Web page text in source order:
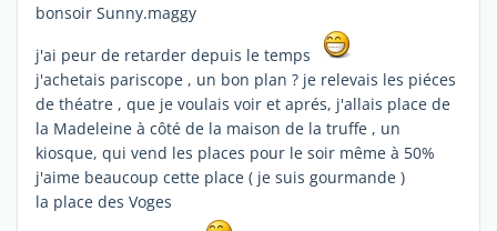
bonsoir Sunny.maggy
j'ai peur de retarder depuis le temps
j'achetais pariscope , un bon plan ? je relevais les piéces
de théatre , que je voulais voir et aprés, j'allais place de
la Madeleine à côté de la maison de la truffe , un
kiosque, qui vend les places pour le soir même à 50%
j'aime beaucoup cette place ( je suis gourmande )
la place des Voges